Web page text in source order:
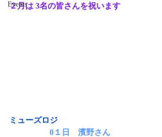
Events
２月は 3名の皆さんを祝います
ミューズロジ
0１日　濱野さん